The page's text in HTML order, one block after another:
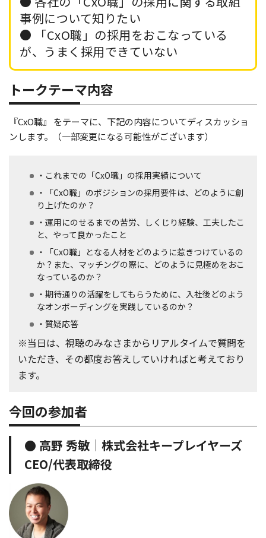
事例について知りたい
● 「CxO職」の採用をおこなっている
が、うまく採用できていない
トークテーマ内容
『CxO職』 をテーマに、下記の内容についてディスカッショ
ンします。（一部変更になる可能性がございます）
・これまでの「CxO職」の採用実績について
・「CxO職」のポジションの採用要件は、どのように創
り上げたのか？
・運用にのせるまでの苦労、しくじり経験、工夫したこ
と、やって良かったこと
・「CxO職」となる人材をどのように惹きつけているの
か？また、マッチングの際に、どのように見極めをおこ
なっているのか？
・期待通りの活躍をしてもらうために、入社後どのよう
なオンボーディングを実践しているのか？
・質疑応答
※当日は、視聴のみなさまからリアルタイムで質問を
いただき、その都度お答えしていければと考えており
ます。
今回の参加者
● 高野 秀敏｜株式会社キープレイヤーズ
CEO/代表取締役